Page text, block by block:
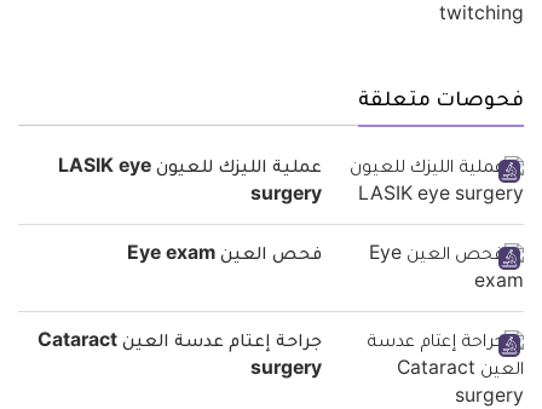
فحوصات متعلقة
عملية الليزك للعيون LASIK eye
surgery
فحص العين Eye exam
جراحة إعتام عدسة العين Cataract
surgery